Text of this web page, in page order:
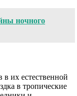
ночного
в их естественной
в тропические